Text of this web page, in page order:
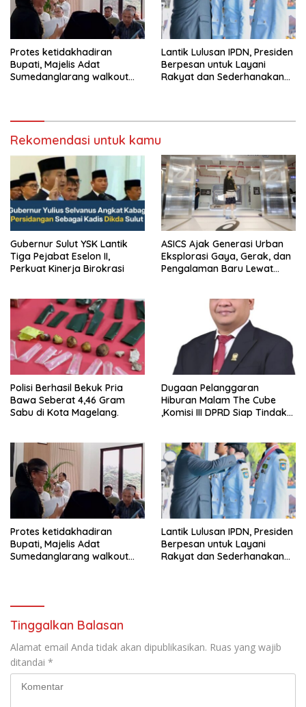
Protes ketidakhadiran
Bupati, Majelis Adat
Sumedanglarang walkout
Lantik Lulusan IPDN, Presiden
Berpesan untuk Layani
Rakyat dan Sederhanakan
Rekomendasi untuk kamu
Gubernur Sulut YSK Lantik
Tiga Pejabat Eselon II,
Perkuat Kinerja Birokrasi
ASICS Ajak Generasi Urban
Eksplorasi Gaya, Gerak, dan
Pengalaman Baru Lewat
Polisi Berhasil Bekuk Pria
Bawa Seberat 4,46 Gram
Sabu di Kota Magelang.
Dugaan Pelanggaran
Hiburan Malam The Cube
,Komisi III DPRD Siap Tindak
Protes ketidakhadiran
Bupati, Majelis Adat
Sumedanglarang walkout
Lantik Lulusan IPDN, Presiden
Berpesan untuk Layani
Rakyat dan Sederhanakan
Tinggalkan Balasan
Alamat email Anda tidak akan dipublikasikan. Ruas yang wajib
ditandai *